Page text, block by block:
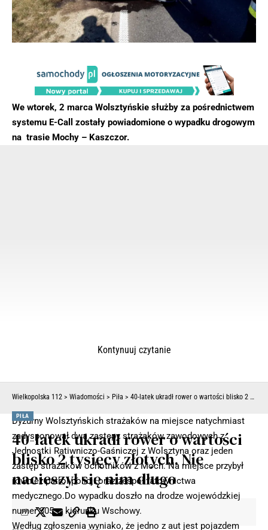
We wtorek, 2 marca Wolsztyńskie służby za pośrednictwem
systemu E-Call zostały powiadomione o wypadku drogowym
na trasie Mochy – Kaszczor.
Dyżurny Wolsztyńskich strażaków na miejsce natychmiast
zadysponował dwa zastępy strażaków zawodowych z
Jednostki Ratiwniczo-Gaśniczej z Wolsztyna oraz jeden
zastęp strażaków ochotników z Moch. Na miejsce przybył
również patrol policji oraz zespół ratownictwa
medycznego.Do wypadku doszło na drodze wojewódzkiej
numer 305 w kierunku Wschowy.
Według zgłoszenia wyniako, że jedno z aut jest pojazdem
Kontynuuj czytanie
Wielkopolska 112 > Wiadomości > Piła > 40-latek ukradł rower o wartości blisko 2 tysięcy złotych. Nie nacieszył się nim długo
PIŁA
40-latek ukradł rower o wartości
blisko 2 tysięcy złotych. Nie
nacieszył się nim długo